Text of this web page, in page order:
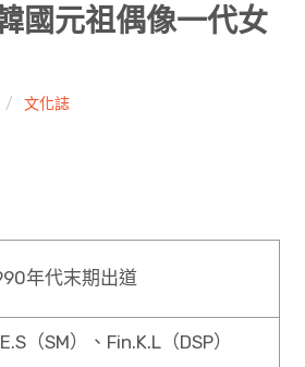
元祖偶像一代女
文化誌
年代末期出道
（SM）、Fin.K.L（DSP）